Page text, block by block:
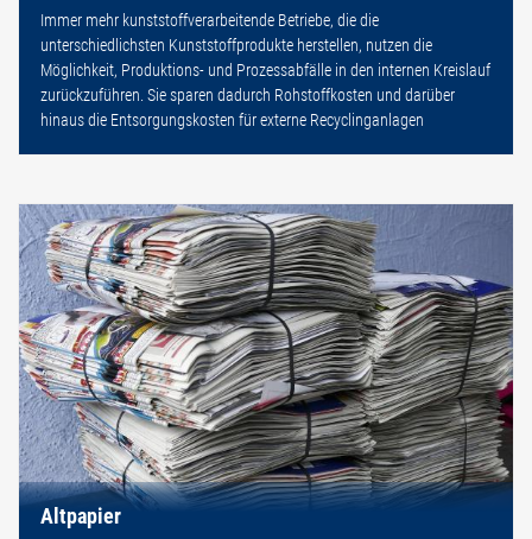
Immer mehr kunststoffverarbeitende Betriebe, die die
unterschiedlichsten Kunststoffprodukte herstellen, nutzen die
Möglichkeit, Produktions- und Prozessabfälle in den internen Kreislauf
zurückzuführen. Sie sparen dadurch Rohstoffkosten und darüber
hinaus die Entsorgungskosten für externe Recyclinganlagen
Altpapier